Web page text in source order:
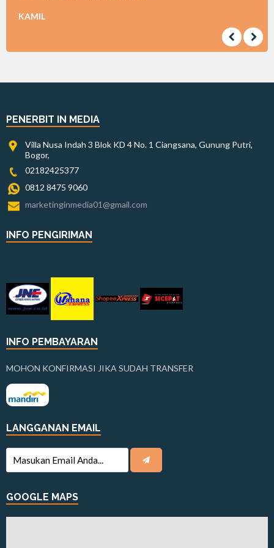
KAMIL
PENERBIT IN MEDIA
Villa Nusa Indah 3 Blok KD 4 No. 1 Ciangsana, Gunung Putri,
Bogor,
02182425377
0812 8475 9060
marketinginmedia01@gmail.com
INFO PENGIRIMAN
INFO PEMBAYARAN
MOHON KONFIRMASI JIKA SUDAH TRANSFER
LANGGANAN EMAIL
GOOGLE MAPS